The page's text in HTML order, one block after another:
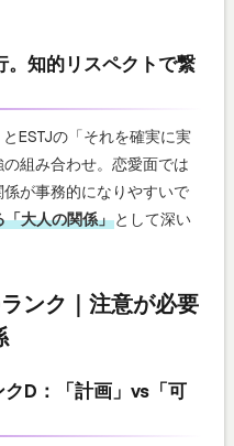
。知的リスペクトで繋
ESTJの「それを確実に実
組み合わせ。恋愛面では
が事務的になりやすいで
大人の関係」として深い
ンク｜注意が必要
D：「計画」vs「可